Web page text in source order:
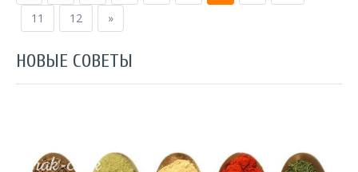
11
12 »
НОВЫЕ СОВЕТЫ